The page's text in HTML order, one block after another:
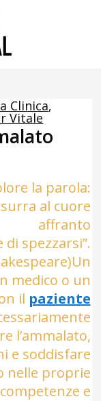
Clinica,
Vitale
la parola:
al cuore
affranto
di spezzarsi”.
Un
medico o un
il paziente
l’ammalato,
e soddisfare
nelle proprie
competenze e